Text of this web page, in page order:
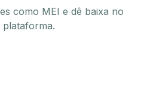
como MEI e dê baixa no
plataforma.